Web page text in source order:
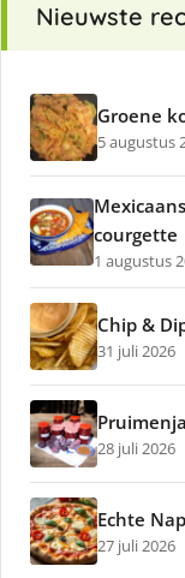
Nieuwste
Groene
5 augustus
courgette
1 augustus
Chip &
31 juli 2026
28 juli 2026
Echte
27 juli 2026